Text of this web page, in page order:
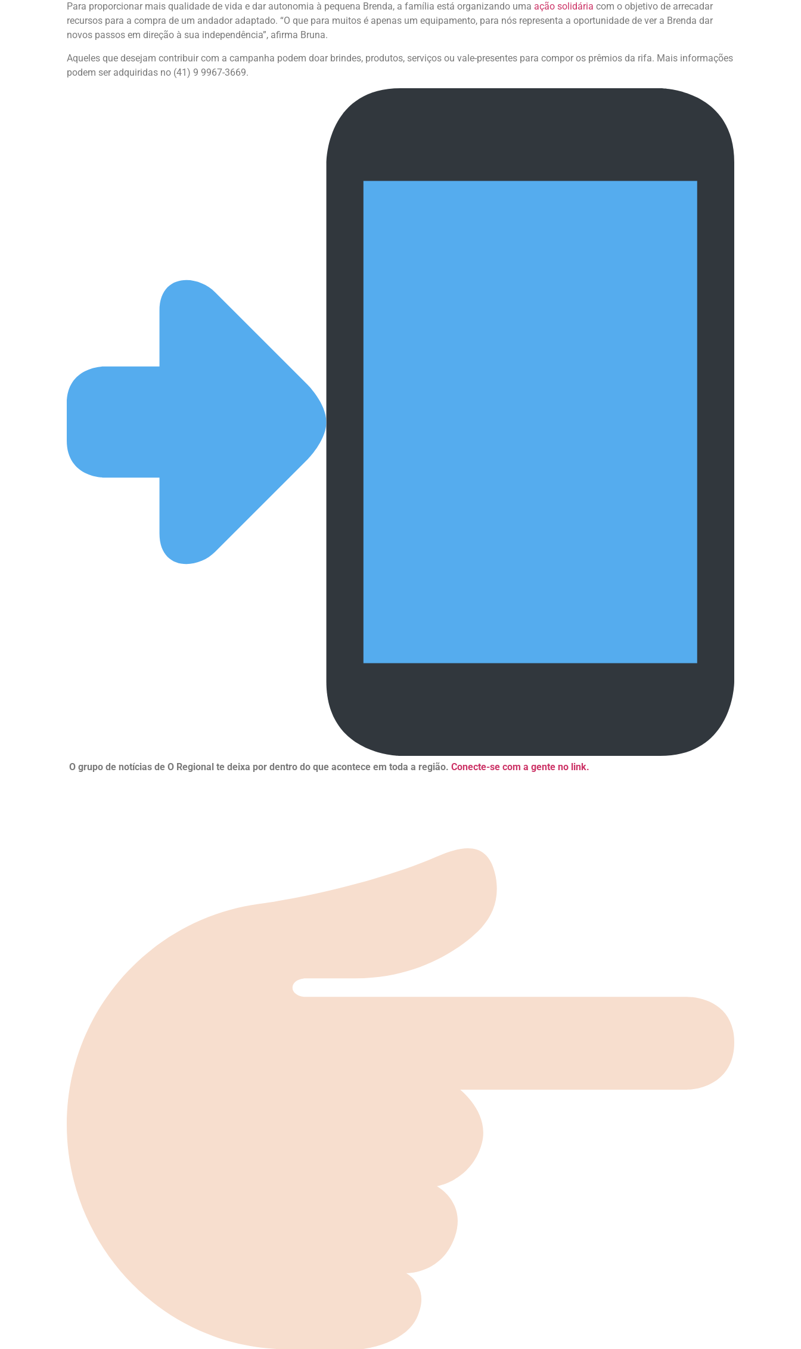
Para proporcionar mais qualidade de vida e dar autonomia à pequena Brenda, a família está organizando uma ação solidária com o objetivo de arrecadar
recursos para a compra de um andador adaptado. “O que para muitos é apenas um equipamento, para nós representa a oportunidade de ver a Brenda dar
novos passos em direção à sua independência”, afirma Bruna.
Aqueles que desejam contribuir com a campanha podem doar brindes, produtos, serviços ou vale-presentes para compor os prêmios da rifa. Mais informações
podem ser adquiridas no (41) 9 9967-3669.
O grupo de notícias de O Regional te deixa por dentro do que acontece em toda a região. Conecte-se com a gente no link.